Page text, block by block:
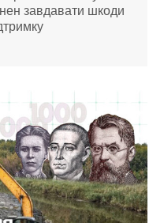
завдавати шкоди